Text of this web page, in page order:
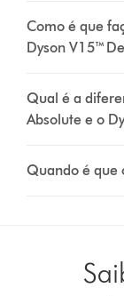
Como é que
Dyson V15™
Qual é a
Absolute e o
Quando é que